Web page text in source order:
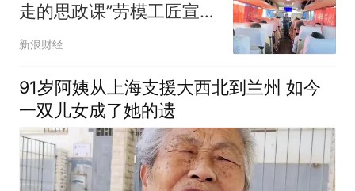
走的思政课”劳模工匠宣讲
活动
新浪财经
91岁阿姨从上海支援大西北到兰州 如今
一双儿女成了她的遗